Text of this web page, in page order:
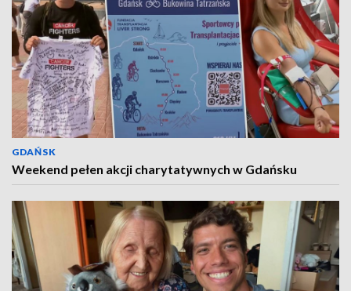
GDAŃSK
Weekend pełen akcji charytatywnych w Gdańsku